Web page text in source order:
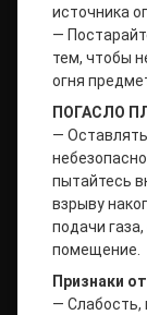
источника
—
тем, чтобы
огня
ПОГАСЛО
—
пытайтесь
взрыву
подачи
помещение.
Признаки
— Слабость,